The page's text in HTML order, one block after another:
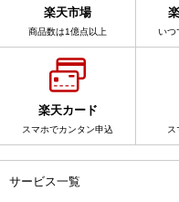
楽天市場
商品数は1億点以上 いつ
楽天カード
スマホでカンタン申込 ス
サービス一覧